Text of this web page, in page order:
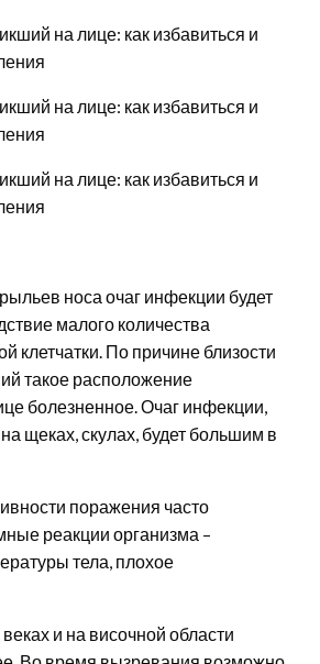
носа очаг инфекции будет
малого количества
клетчатки. По причине близости
такое расположение
болезненное. Очаг инфекции,
щеках, скулах, будет большим в
поражения часто
реакции организма –
тела, плохое
и на височной области